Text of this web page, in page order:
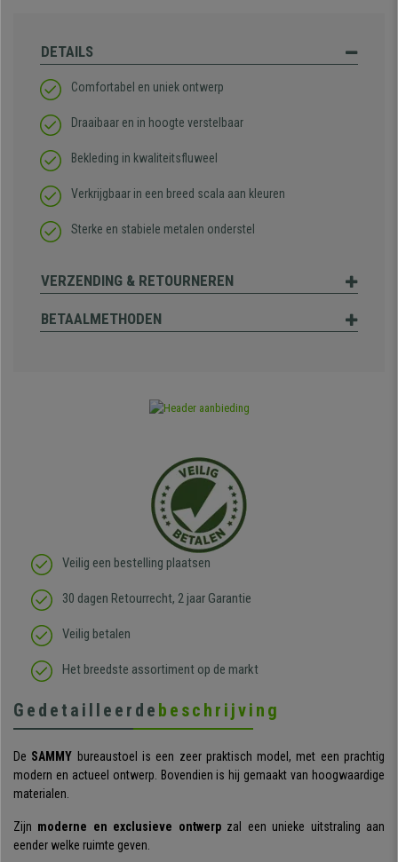
DETAILS
Comfortabel en uniek ontwerp
Draaibaar en in hoogte verstelbaar
Bekleding in kwaliteitsfluweel
Verkrijgbaar in een breed scala aan kleuren
Sterke en stabiele metalen onderstel
VERZENDING & RETOURNEREN
BETAALMETHODEN
Veilig een bestelling plaatsen
30 dagen Retourrecht, 2 jaar Garantie
Veilig betalen
Het breedste assortiment op de markt
Gedetailleerde beschrijving
De SAMMY bureaustoel is een zeer praktisch model, met een prachtig
modern en actueel ontwerp. Bovendien is hij gemaakt van hoogwaardige
materialen.
Zijn moderne en exclusieve ontwerp zal een unieke uitstraling aan
eender welke ruimte geven.